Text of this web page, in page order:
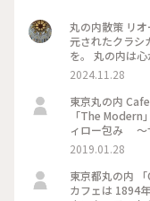
丸の内散策 リ
元されたクラシ
を。 丸の内は
街 #丸の内
2024.11.28
東京丸の内 Cafe1894 フィリップス展タ
「The Modern」 ノルウェーサーモンと5種きのこのパートフ
ィロー包み ～
✨✨✨ モダンな盛り付け🌾 パイがサクサク 美味しく頂きまし
た！ #東京 #ランチ #お出かけ #丸の内 #三菱一号館美術館
#Cafe1894 #フィリップス・コレクション #タイアップメニュ
ー #冬のごちそ
2019.01.28
東京都丸の内 「Cafe1894
カフェは 1894